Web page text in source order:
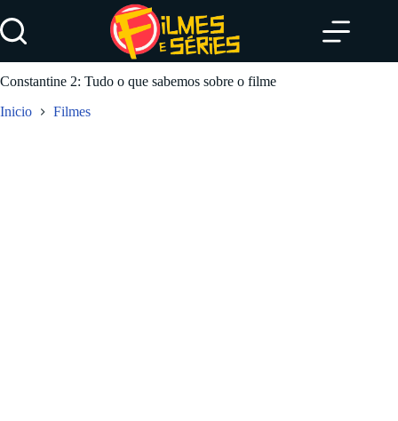
para
o
Constantine 2: Tudo o que sabemos sobre o filme
Inicio Filmes